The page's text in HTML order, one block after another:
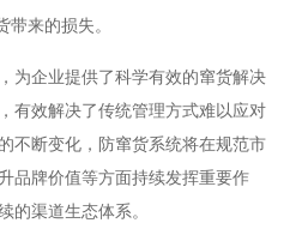
来的损失。
为企业提供了科学有效的窜货解决
有效解决了传统管理方式难以应对
不断变化，防窜货系统将在规范市
品牌价值等方面持续发挥重要作
的渠道生态体系。